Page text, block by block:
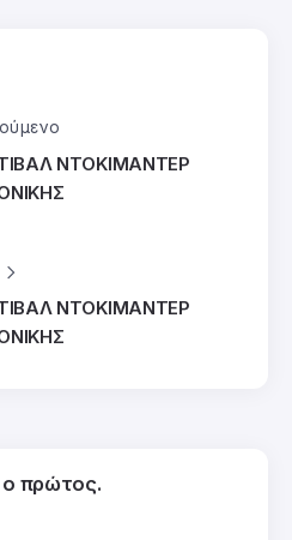
ΝΤΟΚΙΜΑΝΤΕΡ
ΝΤΟΚΙΜΑΝΤΕΡ
ο πρώτος.